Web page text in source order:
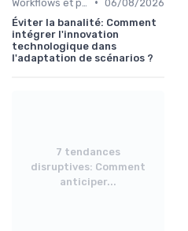
06/08/2026
Éviter la banalité: Comment
intégrer l'innovation
technologique dans
l'adaptation de scénarios ?
7 tendances
disruptives: Comment
anticiper...